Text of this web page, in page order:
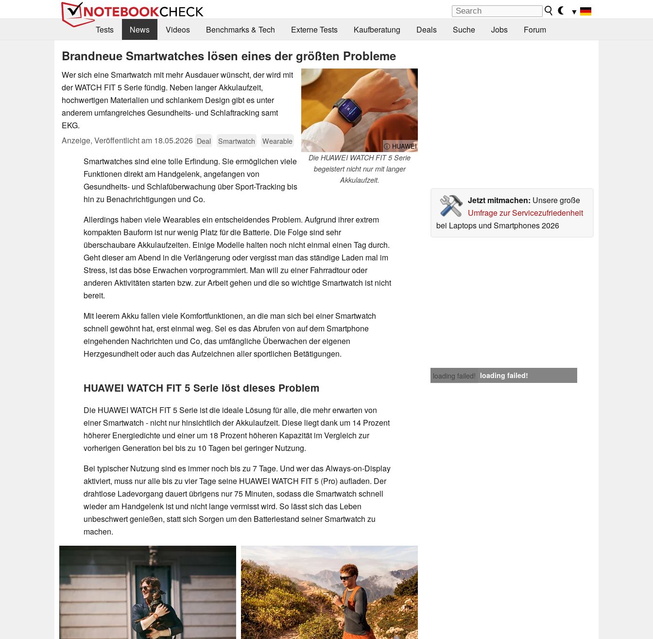
▼
Tests
News Videos Benchmarks & Tech Externe Tests Kaufberatung Deals Suche Jobs Forum
Brandneue Smartwatches lösen eines der größten Probleme
ⓘ HUAWEI
Die HUAWEI WATCH FIT 5 Serie
begeistert nicht nur mit langer
Akkulaufzeit.
Wer sich eine Smartwatch mit mehr Ausdauer wünscht, der wird mit
der WATCH FIT 5 Serie fündig. Neben langer Akkulaufzeit,
hochwertigen Materialien und schlankem Design gibt es unter
anderem umfangreiches Gesundheits- und Schlaftracking samt
EKG.
Anzeige, Veröffentlicht am 18.05.2026 Deal Smartwatch Wearable
Jetzt mitmachen: Unsere große
Umfrage zur Servicezufriedenheit
bei Laptops und Smartphones 2026
Smartwatches sind eine tolle Erfindung. Sie ermöglichen viele
Funktionen direkt am Handgelenk, angefangen von
Gesundheits- und Schlafüberwachung über Sport-Tracking bis
hin zu Benachrichtigungen und Co.
Allerdings haben viele Wearables ein entscheidendes Problem. Aufgrund ihrer extrem
kompakten Bauform ist nur wenig Platz für die Batterie. Die Folge sind sehr
überschaubare Akkulaufzeiten. Einige Modelle halten noch nicht einmal einen Tag durch.
Geht dieser am Abend in die Verlängerung oder vergisst man das ständige Laden mal im
Stress, ist das böse Erwachen vorprogrammiert. Man will zu einer Fahrradtour oder
anderen Aktivitäten starten bzw. zur Arbeit gehen und die so wichtige Smartwatch ist nicht
bereit.
Mit leerem Akku fallen viele Komfortfunktionen, an die man sich bei einer Smartwatch
schnell gewöhnt hat, erst einmal weg. Sei es das Abrufen von auf dem Smartphone
eingehenden Nachrichten und Co, das umfängliche Überwachen der eigenen
Herzgesundheit oder auch das Aufzeichnen aller sportlichen Betätigungen.
loading failed! loading failed!
HUAWEI WATCH FIT 5 Serie löst dieses Problem
Die HUAWEI WATCH FIT 5 Serie ist die ideale Lösung für alle, die mehr erwarten von
einer Smartwatch - nicht nur hinsichtlich der Akkulaufzeit. Diese liegt dank um 14 Prozent
höherer Energiedichte und einer um 18 Prozent höheren Kapazität im Vergleich zur
vorherigen Generation bei bis zu 10 Tagen bei geringer Nutzung.
Bei typischer Nutzung sind es immer noch bis zu 7 Tage. Und wer das Always-on-Display
aktiviert, muss nur alle bis zu vier Tage seine HUAWEI WATCH FIT 5 (Pro) aufladen. Der
drahtlose Ladevorgang dauert übrigens nur 75 Minuten, sodass die Smartwatch schnell
wieder am Handgelenk ist und nicht lange vermisst wird. So lässt sich das Leben
unbeschwert genießen, statt sich Sorgen um den Batteriestand seiner Smartwatch zu
machen.